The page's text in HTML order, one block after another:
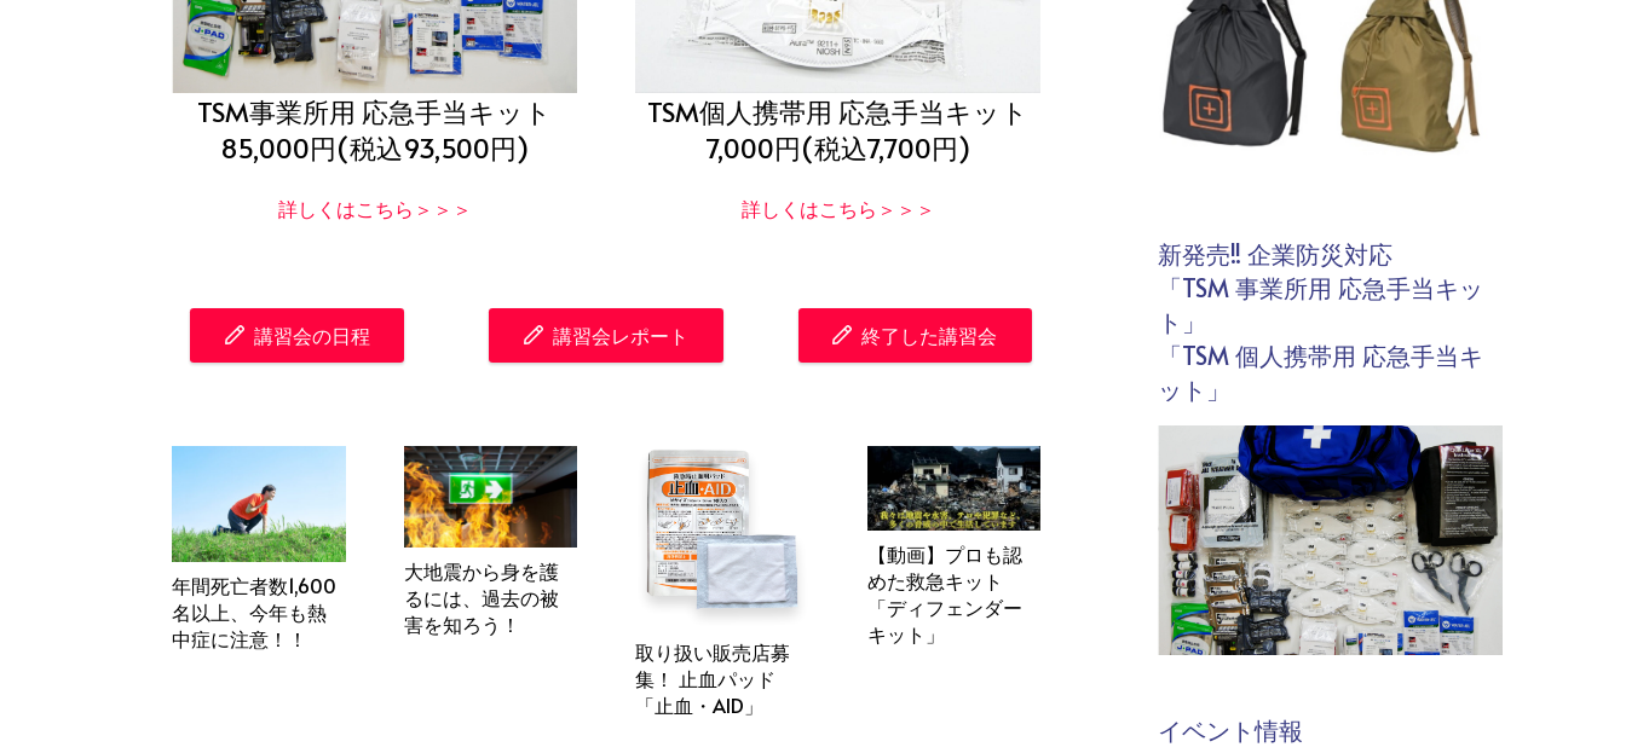
TSM事業所用 応急手当キット
85,000円(税込93,500円)
詳しくはこちら＞＞＞
TSM個人携帯用 応急手当キット
7,000円(税込7,700円)
詳しくはこちら＞＞＞
講習会の日程 講習会レポート 終了した講習会
年間死亡者数1,600
名以上、今年も熱
中症に注意！！
大地震から身を護
るには、過去の被
害を知ろう！
取り扱い販売店募
集！ 止血パッド
「止血・AID」
【動画】プロも認
めた救急キット
「ディフェンダー
キット」
新発売!! 企業防災対応
「TSM 事業所用 応急手当キッ
ト」
「TSM 個人携帯用 応急手当キ
ット」
イベント情報